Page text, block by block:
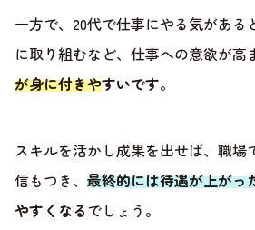
一方で、20代で仕事にやる気がある
に取り組むなど、仕事への意欲が高
が身に付きやすいです。
スキルを活かし成果を出せば、職場
信もつき、 最終的には待遇が上がっ
やすくなるでしょう。